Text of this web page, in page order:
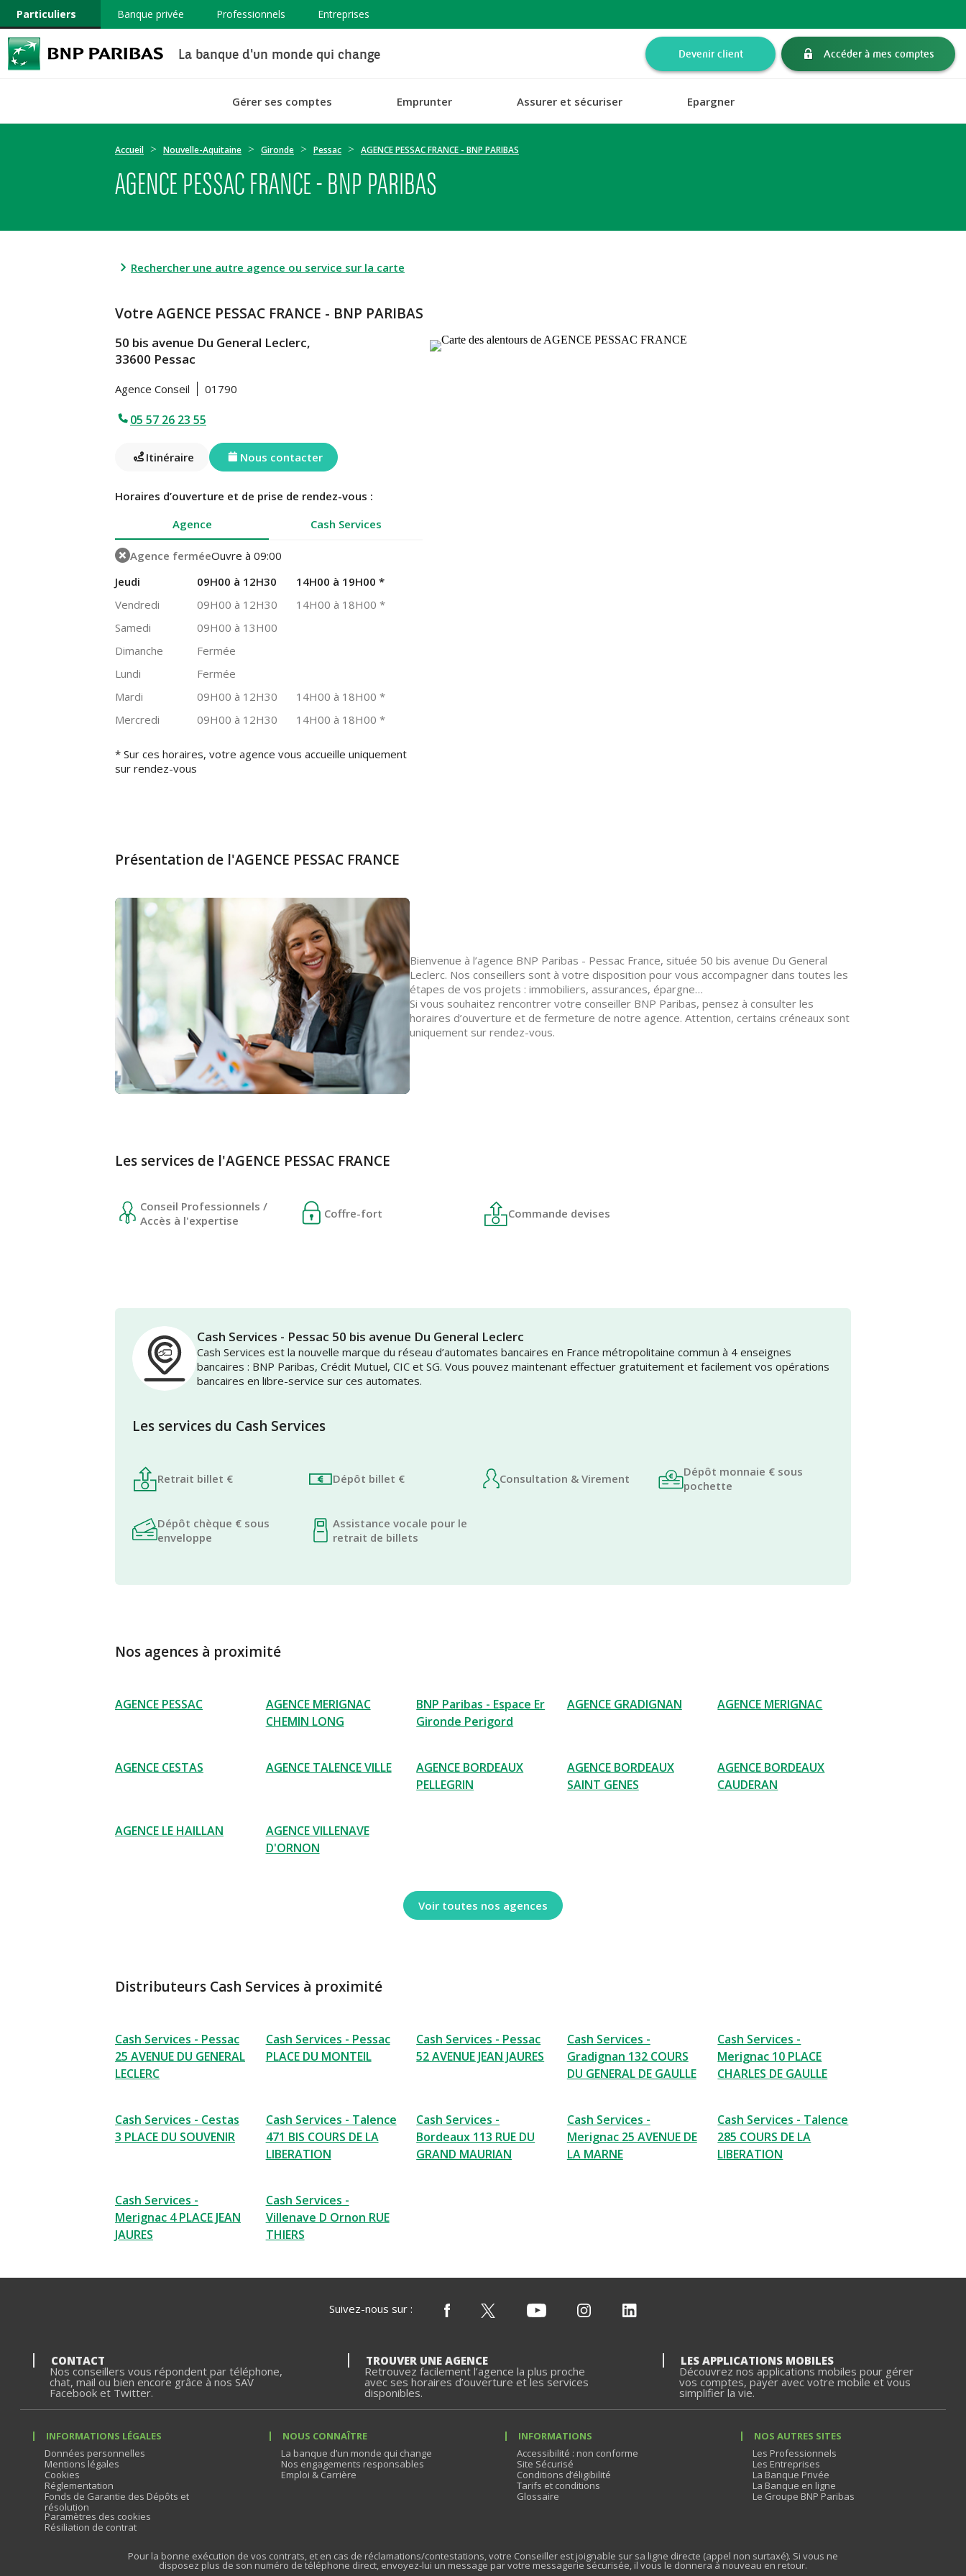
Particuliers Banque privée Professionnels Entreprises
La banque d'un monde qui change Devenir client Accéder à mes comptes
Gérer ses comptes Emprunter Assurer et sécuriser Epargner
Accueil Nouvelle-Aquitaine Gironde Pessac AGENCE PESSAC FRANCE - BNP PARIBAS
AGENCE PESSAC FRANCE - BNP PARIBAS
Rechercher une autre agence ou service sur la carte
Votre AGENCE PESSAC FRANCE - BNP PARIBAS
50 bis avenue Du General Leclerc,
33600 Pessac
Agence Conseil 01790
05 57 26 23 55
Itinéraire Nous contacter
Horaires d’ouverture et de prise de rendez-vous :
Agence
Cash Services
Agence ferméeOuvre à 09:00
Jeudi
09H00 à 12H30 14H00 à 19H00 *
Vendredi
09H00 à 12H30 14H00 à 18H00 *
Samedi
09H00 à 13H00
Dimanche
Fermée
Lundi
Fermée
Mardi
09H00 à 12H30 14H00 à 18H00 *
Mercredi
09H00 à 12H30 14H00 à 18H00 *
* Sur ces horaires, votre agence vous accueille uniquement
sur rendez-vous
Présentation de l'AGENCE PESSAC FRANCE
Bienvenue à l’agence BNP Paribas - Pessac France, située 50 bis avenue Du General
Leclerc. Nos conseillers sont à votre disposition pour vous accompagner dans toutes les
étapes de vos projets : immobiliers, assurances, épargne…
Si vous souhaitez rencontrer votre conseiller BNP Paribas, pensez à consulter les
horaires d’ouverture et de fermeture de notre agence. Attention, certains créneaux sont
uniquement sur rendez-vous.
Les services de l'AGENCE PESSAC FRANCE
Conseil Professionnels /
Accès à l'expertise
Coffre-fort Commande devises
Cash Services - Pessac 50 bis avenue Du General Leclerc
Cash Services est la nouvelle marque du réseau d’automates bancaires en France métropolitaine commun à 4 enseignes
bancaires : BNP Paribas, Crédit Mutuel, CIC et SG. Vous pouvez maintenant effectuer gratuitement et facilement vos opérations
bancaires en libre-service sur ces automates.
Les services du Cash Services
Retrait billet € Dépôt billet € Consultation & Virement
Dépôt monnaie € sous
pochette
Dépôt chèque € sous
enveloppe
Assistance vocale pour le
retrait de billets
Nos agences à proximité
AGENCE PESSAC
AGENCE MERIGNAC
CHEMIN LONG
BNP Paribas - Espace Er
Gironde Perigord
AGENCE GRADIGNAN AGENCE MERIGNAC
AGENCE CESTAS AGENCE TALENCE VILLE
AGENCE BORDEAUX
PELLEGRIN
AGENCE BORDEAUX
SAINT GENES
AGENCE BORDEAUX
CAUDERAN
AGENCE LE HAILLAN
AGENCE VILLENAVE
D'ORNON
Voir toutes nos agences
Distributeurs Cash Services à proximité
Cash Services - Pessac
25 AVENUE DU GENERAL
LECLERC
Cash Services - Pessac
PLACE DU MONTEIL
Cash Services - Pessac
52 AVENUE JEAN JAURES
Cash Services -
Gradignan 132 COURS
DU GENERAL DE GAULLE
Cash Services -
Merignac 10 PLACE
CHARLES DE GAULLE
Cash Services - Cestas
3 PLACE DU SOUVENIR
Cash Services - Talence
471 BIS COURS DE LA
LIBERATION
Cash Services -
Bordeaux 113 RUE DU
GRAND MAURIAN
Cash Services -
Merignac 25 AVENUE DE
LA MARNE
Cash Services - Talence
285 COURS DE LA
LIBERATION
Cash Services -
Merignac 4 PLACE JEAN
JAURES
Cash Services -
Villenave D Ornon RUE
THIERS
Suivez-nous sur :
CONTACT
Nos conseillers vous répondent par téléphone,
chat, mail ou bien encore grâce à nos SAV
Facebook et Twitter.
TROUVER UNE AGENCE
Retrouvez facilement l’agence la plus proche
avec ses horaires d’ouverture et les services
disponibles.
LES APPLICATIONS MOBILES
Découvrez nos applications mobiles pour gérer
vos comptes, payer avec votre mobile et vous
simplifier la vie.
INFORMATIONS LÉGALES
Données personnelles
Mentions légales
Cookies
Réglementation
Fonds de Garantie des Dépôts et
résolution
Paramètres des cookies
Résiliation de contrat
NOUS CONNAÎTRE
La banque d’un monde qui change
Nos engagements responsables
Emploi & Carrière
INFORMATIONS
Accessibilité : non conforme
Site Sécurisé
Conditions d’éligibilité
Tarifs et conditions
Glossaire
NOS AUTRES SITES
Les Professionnels
Les Entreprises
La Banque Privée
La Banque en ligne
Le Groupe BNP Paribas
Pour la bonne exécution de vos contrats, et en cas de réclamations/contestations, votre Conseiller est joignable sur sa ligne directe (appel non surtaxé). Si vous ne
disposez plus de son numéro de téléphone direct, envoyez-lui un message par votre messagerie sécurisée, il vous le donnera à nouveau en retour.